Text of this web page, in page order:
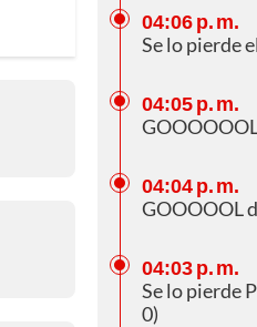
04:06 p. m.
Se lo pierde
04:05 p. m.
04:04 p. m.
GOOOOOL
04:03 p. m.
Se lo pierde
0)